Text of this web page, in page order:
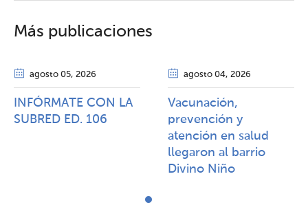
Más publicaciones
agosto 05, 2026
INFÓRMATE CON LA
SUBRED ED. 106
agosto 04, 2026
Vacunación,
prevención y
atención en salud
llegaron al barrio
Divino Niño